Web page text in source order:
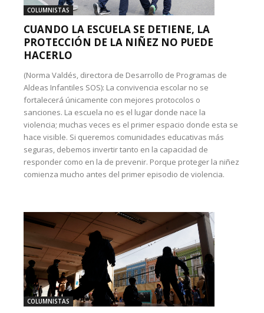
COLUMNISTAS
CUANDO LA ESCUELA SE DETIENE, LA
PROTECCIÓN DE LA NIÑEZ NO PUEDE
HACERLO
(Norma Valdés, directora de Desarrollo de Programas de
Aldeas Infantiles SOS): La convivencia escolar no se
fortalecerá únicamente con mejores protocolos o
sanciones. La escuela no es el lugar donde nace la
violencia; muchas veces es el primer espacio donde esta se
hace visible. Si queremos comunidades educativas más
seguras, debemos invertir tanto en la capacidad de
responder como en la de prevenir. Porque proteger la niñez
comienza mucho antes del primer episodio de violencia.
COLUMNISTAS